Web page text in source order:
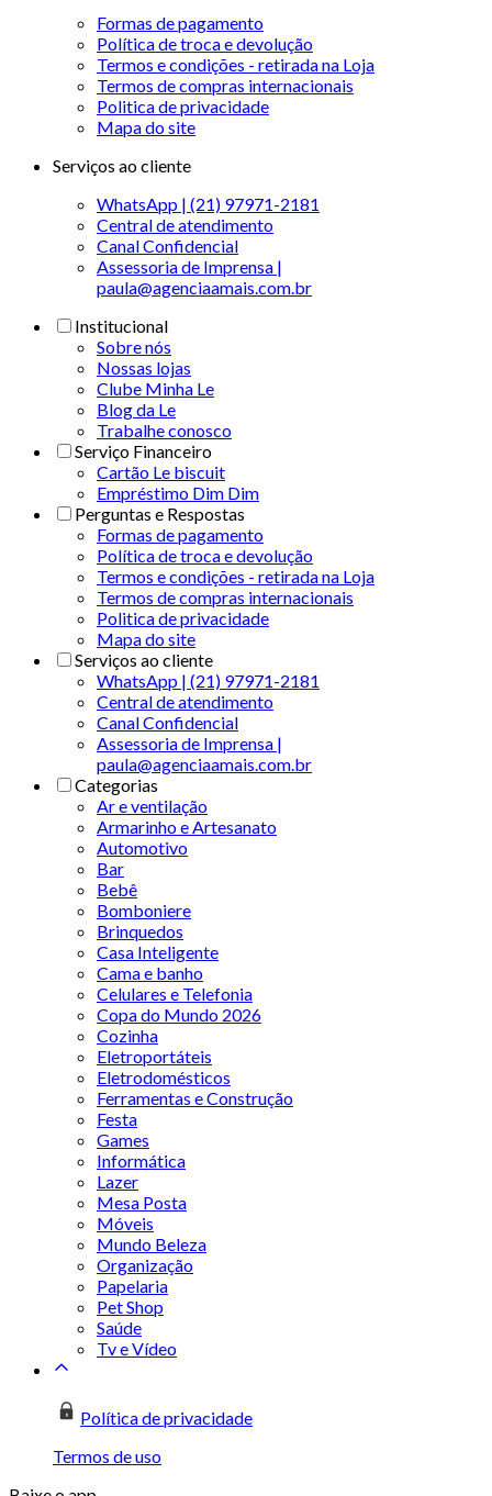
Formas de pagamento
Política de troca e devolução
Termos e condições - retirada na Loja
Termos de compras internacionais
Politica de privacidade
Mapa do site
Serviços ao cliente
WhatsApp | (21) 97971-2181
Central de atendimento
Canal Confidencial
Assessoria de Imprensa |
paula@agenciaamais.com.br
Institucional
Sobre nós
Nossas lojas
Clube Minha Le
Blog da Le
Trabalhe conosco
Serviço Financeiro
Cartão Le biscuit
Empréstimo Dim Dim
Perguntas e Respostas
Formas de pagamento
Política de troca e devolução
Termos e condições - retirada na Loja
Termos de compras internacionais
Politica de privacidade
Mapa do site
Serviços ao cliente
WhatsApp | (21) 97971-2181
Central de atendimento
Canal Confidencial
Assessoria de Imprensa |
paula@agenciaamais.com.br
Categorias
Ar e ventilação
Armarinho e Artesanato
Automotivo
Bar
Bebê
Bomboniere
Brinquedos
Casa Inteligente
Cama e banho
Celulares e Telefonia
Copa do Mundo 2026
Cozinha
Eletroportáteis
Eletrodomésticos
Ferramentas e Construção
Festa
Games
Informática
Lazer
Mesa Posta
Móveis
Mundo Beleza
Organização
Papelaria
Pet Shop
Saúde
Tv e Vídeo
Política de privacidade
Termos de uso